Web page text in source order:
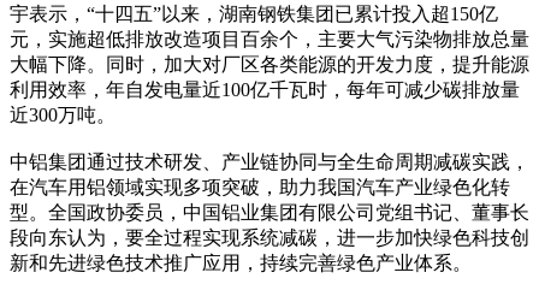
宇表示，“十四五”以来，湖南钢铁集团已累计投入超150亿
元，实施超低排放改造项目百余个，主要大气污染物排放总量
大幅下降。同时，加大对厂区各类能源的开发力度，提升能源
利用效率，年自发电量近100亿千瓦时，每年可减少碳排放量
近300万吨。
中铝集团通过技术研发、产业链协同与全生命周期减碳实践，
在汽车用铝领域实现多项突破，助力我国汽车产业绿色化转
型。全国政协委员，中国铝业集团有限公司党组书记、董事长
段向东认为，要全过程实现系统减碳，进一步加快绿色科技创
新和先进绿色技术推广应用，持续完善绿色产业体系。